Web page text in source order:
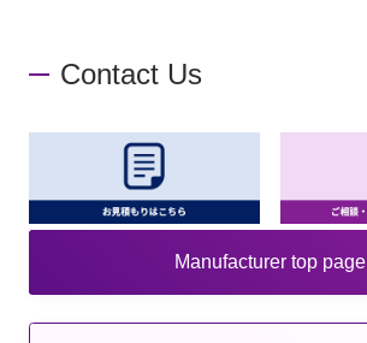
Contact Us
Manufacturer top page